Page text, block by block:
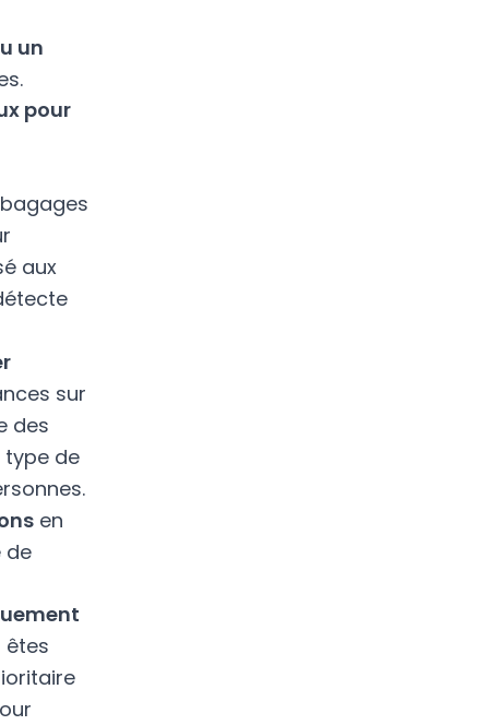
un
pour
aux
sur
des
type de
en
de
êtes